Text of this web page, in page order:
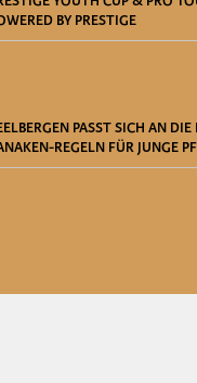
BY PRESTIGE
PASST SICH AN DIE
REGELN FÜR JUNGE